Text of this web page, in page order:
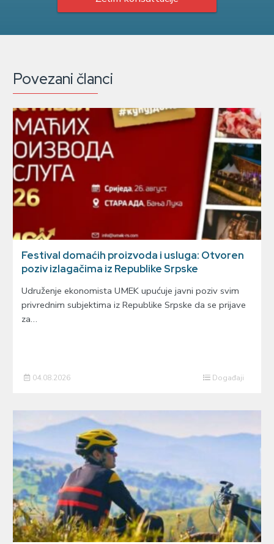
Povezani članci
Festival domaćih proizvoda i usluga: Otvoren
poziv izlagačima iz Republike Srpske
Udruženje ekonomista UMEK upućuje javni poziv svim
privrednim subjektima iz Republike Srpske da se prijave
za…
04.08.2026 Događaji